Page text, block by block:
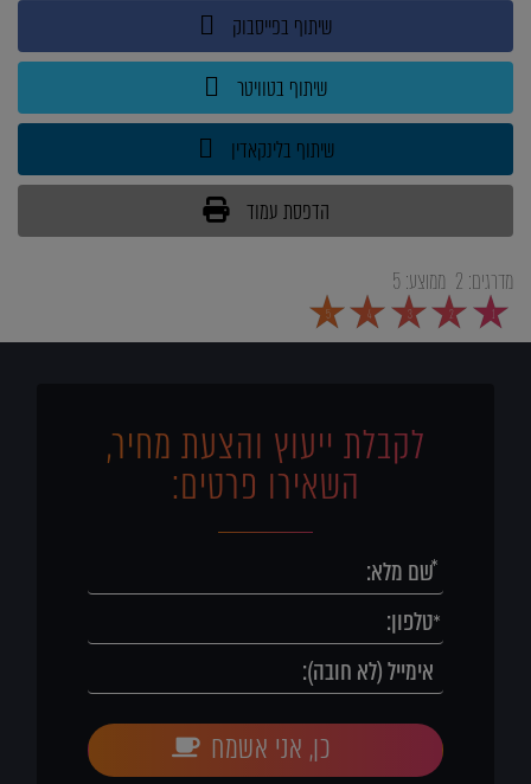
שיתוף בפייסבוק
שיתוף בטוויטר
שיתוף בלינקאדין
הדפסת עמוד
מדרגים: 2 ממוצע:5
1
2
3
4
5
לקבלת ייעוץ והצעת מחיר,
השאירו פרטים:
כן, אני אשמח